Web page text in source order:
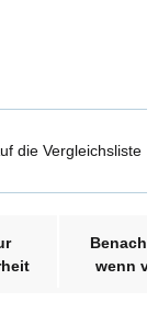
die Vergleichsliste
wenn